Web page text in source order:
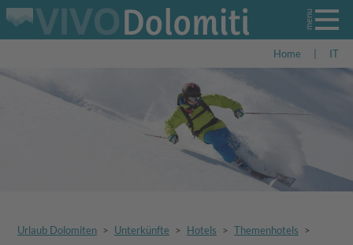
Home IT
Urlaub Dolomiten > Unterkünfte > Hotels > Themenhotels >